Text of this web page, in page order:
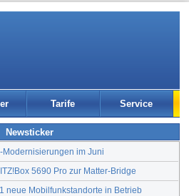
Tarife Service
Newsticker
im Juni
5690 Pro zur Matter-Bridge
neue Mobilfunkstandorte in Betrieb